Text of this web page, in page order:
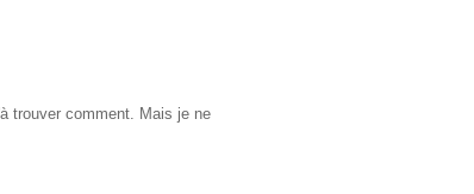
trouver comment. Mais je ne